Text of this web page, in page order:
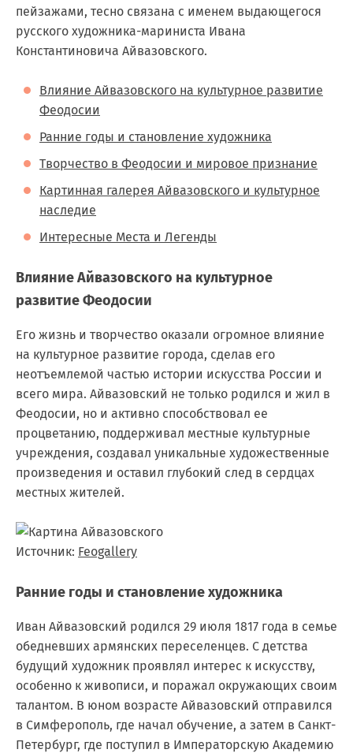
пейзажами, тесно связана с именем выдающегося
русского художника-мариниста Ивана
Константиновича Айвазовского.
Влияние Айвазовского на культурное развитие
Феодосии
Ранние годы и становление художника
Творчество в Феодосии и мировое признание
Картинная галерея Айвазовского и культурное
наследие
Интересные Места и Легенды
Влияние Айвазовского на культурное
развитие Феодосии
Его жизнь и творчество оказали огромное влияние
на культурное развитие города, сделав его
неотъемлемой частью истории искусства России и
всего мира. Айвазовский не только родился и жил в
Феодосии, но и активно способствовал ее
процветанию, поддерживал местные культурные
учреждения, создавал уникальные художественные
произведения и оставил глубокий след в сердцах
местных жителей.
Источник: Feogallery
Ранние годы и становление художника
Иван Айвазовский родился 29 июля 1817 года в семье
обедневших армянских переселенцев. С детства
будущий художник проявлял интерес к искусству,
особенно к живописи, и поражал окружающих своим
талантом. В юном возрасте Айвазовский отправился
в Симферополь, где начал обучение, а затем в Санкт-
Петербург, где поступил в Императорскую Академию